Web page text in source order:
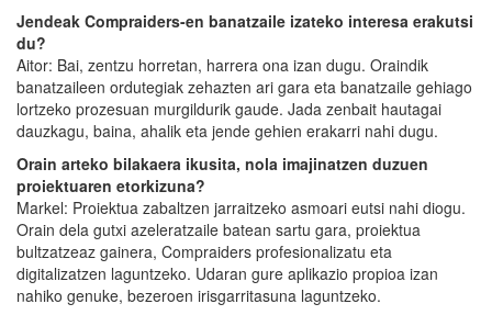
Jendeak Compraiders-en banatzaile izateko interesa erakutsi
du?
Aitor: Bai, zentzu horretan, harrera ona izan dugu. Oraindik
banatzaileen ordutegiak zehazten ari gara eta banatzaile gehiago
lortzeko prozesuan murgildurik gaude. Jada zenbait hautagai
dauzkagu, baina, ahalik eta jende gehien erakarri nahi dugu.
Orain arteko bilakaera ikusita, nola imajinatzen duzuen
proiektuaren etorkizuna?
Markel: Proiektua zabaltzen jarraitzeko asmoari eutsi nahi diogu.
Orain dela gutxi azeleratzaile batean sartu gara, proiektua
bultzatzeaz gainera, Compraiders profesionalizatu eta
digitalizatzen laguntzeko. Udaran gure aplikazio propioa izan
nahiko genuke, bezeroen irisgarritasuna laguntzeko.